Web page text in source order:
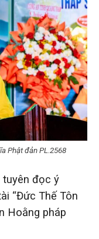
Phật đản PL.2568
tuyên đọc ý
“Đức Thế Tôn
Hoằng pháp